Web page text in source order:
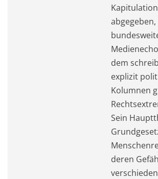
dem
explizit
Kolumnen
Sein
deren